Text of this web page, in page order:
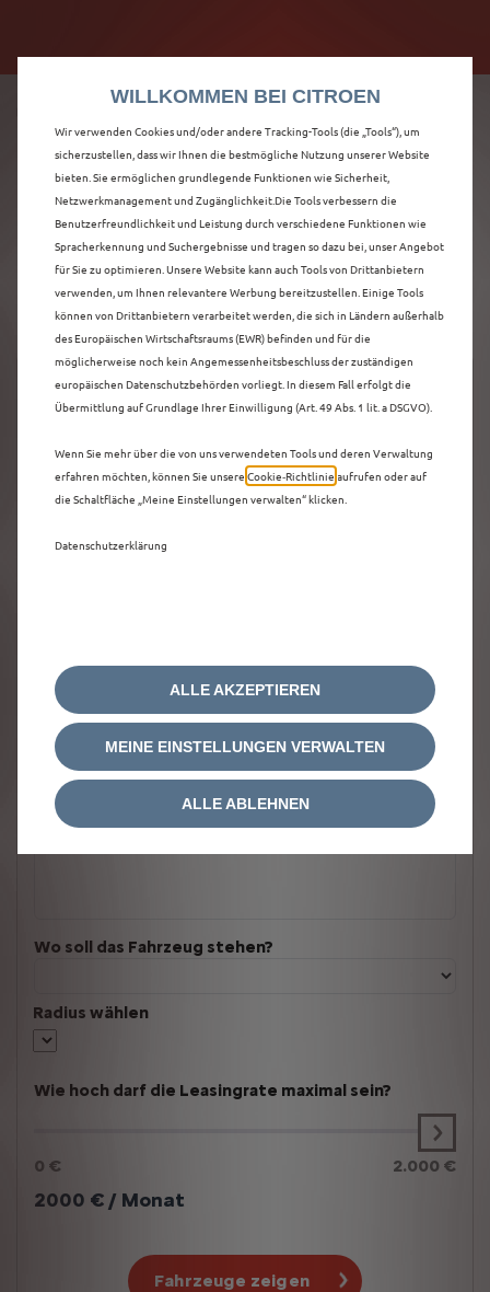
ENTDECKEN SIE ALLE
C5 X IN BOCHUM
Welches Fahrzeug möchten Sie?
Wo soll das Fahrzeug stehen?
Radius wählen
Wie hoch darf die Leasingrate maximal sein?
0 € 2.000 €
2000 € / Monat
Fahrzeuge zeigen
WILLKOMMEN BEI CITROEN
Wir verwenden Cookies und/oder andere Tracking-Tools (die „Tools“), um
sicherzustellen, dass wir Ihnen die bestmögliche Nutzung unserer Website
bieten. Sie ermöglichen grundlegende Funktionen wie Sicherheit,
Netzwerkmanagement und Zugänglichkeit.Die Tools verbessern die
Benutzerfreundlichkeit und Leistung durch verschiedene Funktionen wie
Spracherkennung und Suchergebnisse und tragen so dazu bei, unser Angebot
für Sie zu optimieren. Unsere Website kann auch Tools von Drittanbietern
verwenden, um Ihnen relevantere Werbung bereitzustellen. Einige Tools
können von Drittanbietern verarbeitet werden, die sich in Ländern außerhalb
des Europäischen Wirtschaftsraums (EWR) befinden und für die
möglicherweise noch kein Angemessenheitsbeschluss der zuständigen
europäischen Datenschutzbehörden vorliegt. In diesem Fall erfolgt die
Übermittlung auf Grundlage Ihrer Einwilligung (Art. 49 Abs. 1 lit. a DSGVO).
Wenn Sie mehr über die von uns verwendeten Tools und deren Verwaltung
erfahren möchten, können Sie unsere Cookie‑Richtlinie aufrufen oder auf
die Schaltfläche „Meine Einstellungen verwalten“ klicken.
Datenschutzerklärung
MEINE EINSTELLUNGEN VERWALTEN
ALLE AKZEPTIEREN
ALLE ABLEHNEN